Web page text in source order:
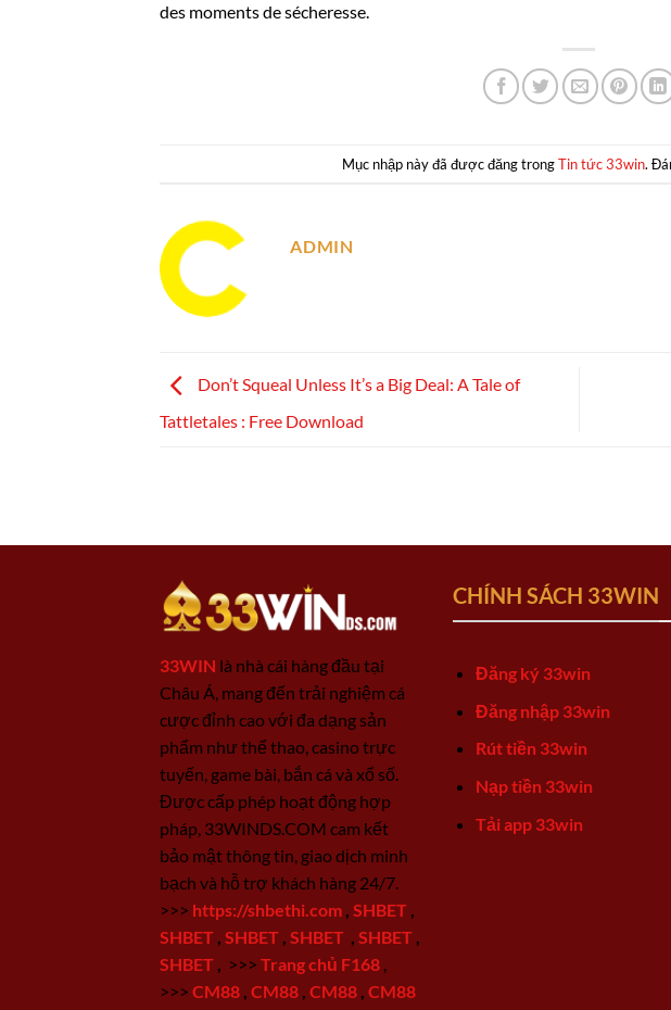
des moments de sécheresse.
Mục nhập này đã được đăng trongTin tức 33win.
ADMIN
Don’t Squeal Unless It’s a Big Deal: A Tale of
Tattletales : Free Download
33WIN là nhà cái hàng đầu tại
Châu Á, mang đến trải nghiệm cá
cược đỉnh cao với đa dạng sản
phẩm như thể thao, casino trực
tuyến, game bài, bắn cá và xổ số.
Được cấp phép hoạt động hợp
pháp, 33WINDS.COM cam kết
bảo mật thông tin, giao dịch minh
bạch và hỗ trợ khách hàng 24/7.
>>> https://shbethi.com SHBET
SHBET SHBET SHBET SHBET
SHBET
>>> Trang chủ F168
>>> CM88 CM88 CM88 CM88
CHÍNH SÁCH 33WIN
Đăng ký 33win
Đăng nhập 33win
Rút tiền 33win
Nạp tiền 33win
Tải app 33win